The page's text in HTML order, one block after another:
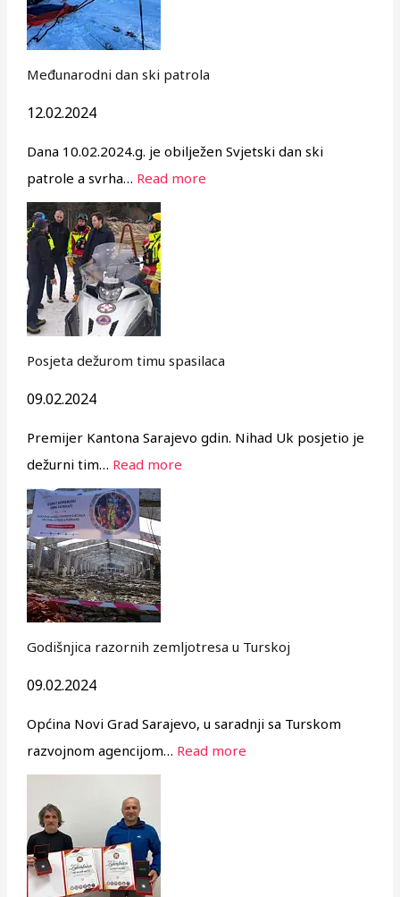
Međunarodni dan ski patrola
12.02.2024
Dana 10.02.2024.g. je obilježen Svjetski dan ski
patrole a svrha… Read more
Posjeta dežurom timu spasilaca
09.02.2024
Premijer Kantona Sarajevo gdin. Nihad Uk posjetio je
dežurni tim… Read more
Godišnjica razornih zemljotresa u Turskoj
09.02.2024
Općina Novi Grad Sarajevo, u saradnji sa Turskom
razvojnom agencijom… Read more